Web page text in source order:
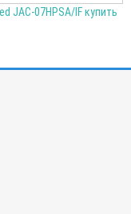
JAC-07HPSA/IF купить